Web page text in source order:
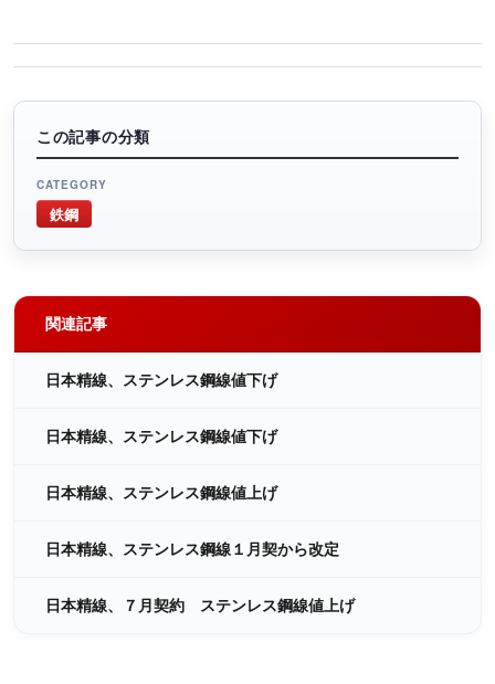
この記事の分類
CATEGORY
鉄鋼
関連記事
日本精線、ステンレス鋼線値下げ
日本精線、ステンレス鋼線値下げ
日本精線、ステンレス鋼線値上げ
日本精線、ステンレス鋼線１月契から改定
日本精線、７月契約 ステンレス鋼線値上げ